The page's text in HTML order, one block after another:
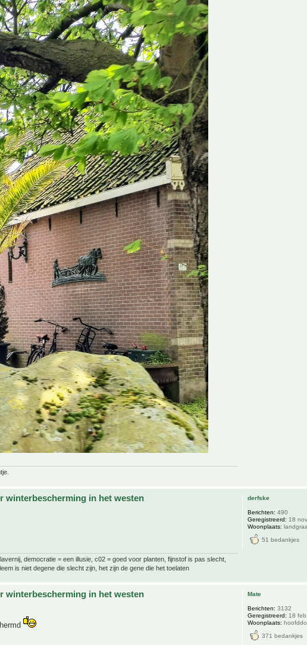
winterbescherming in het westen
democratie = een illusie, c02 = goed voor planten, fijnstof is pas slecht,
is niet degene die slecht zijn, het zijn de gene die het toelaten
derfske
Berichten: 490
Geregistreerd: 18
Woonplaats:
51 bedankjes
winterbescherming in het westen Mate
Berichten: 3132
Geregistreerd: 18
Woonplaats:
371 bedankjes